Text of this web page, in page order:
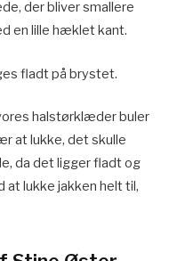
der bliver smallere
en lille hæklet kant.
fladt på brystet.
halstørklæder buler
at lukke, det skulle
da det ligger fladt og
at lukke jakken helt til,